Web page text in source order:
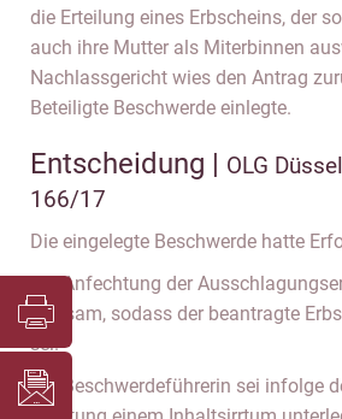
die Erteilung eines Erbscheins, der
auch ihre Mutter als Miterbinnen
Nachlassgericht wies den Antrag
Beteiligte Beschwerde einlegte.
Entscheidung | OLG
166/17
Die eingelegte Beschwerde hatte
Die Anfechtung der
wirksam, sodass der beantragte
sei.
Die Beschwerdeführerin sei infolge